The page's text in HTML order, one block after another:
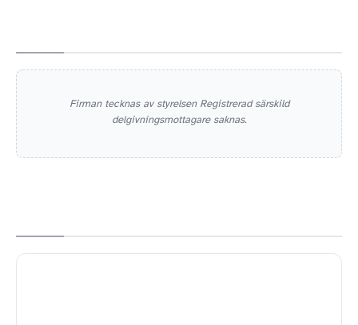
Firman tecknas av styrelsen Registrerad särskild
delgivningsmottagare saknas.